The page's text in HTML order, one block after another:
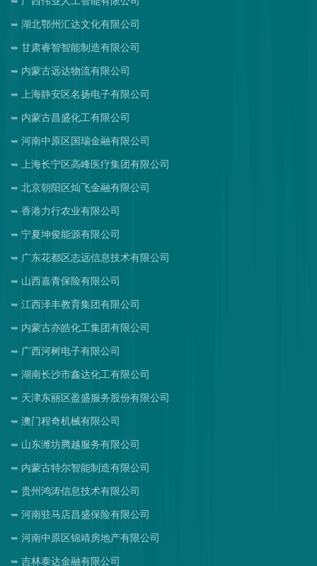
湖北鄂州汇达文化有限公司
甘肃睿智智能制造有限公司
内蒙古远达物流有限公司
上海静安区名扬电子有限公司
内蒙古昌盛化工有限公司
河南中原区国瑞金融有限公司
上海长宁区高峰医疗集团有限公司
北京朝阳区灿飞金融有限公司
香港力行农业有限公司
宁夏坤俊能源有限公司
广东花都区志远信息技术有限公司
山西嘉青保险有限公司
江西泽丰教育集团有限公司
内蒙古亦皓化工集团有限公司
广西河树电子有限公司
湖南长沙市鑫达化工有限公司
天津东丽区盈盛服务股份有限公司
澳门程奇机械有限公司
山东潍坊腾越服务有限公司
内蒙古特尔智能制造有限公司
贵州鸿涛信息技术有限公司
河南驻马店昌盛保险有限公司
河南中原区锦靖房地产有限公司
吉林泰达金融有限公司